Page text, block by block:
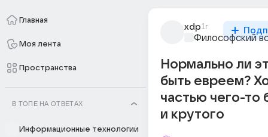
Главная
Моя лента
Пространства
В ТОПЕ НА ОТВЕТАХ
Информационные технологии
xdp1г
Философский
Нормально ли
быть евреем?
частью чего-то
и крутого